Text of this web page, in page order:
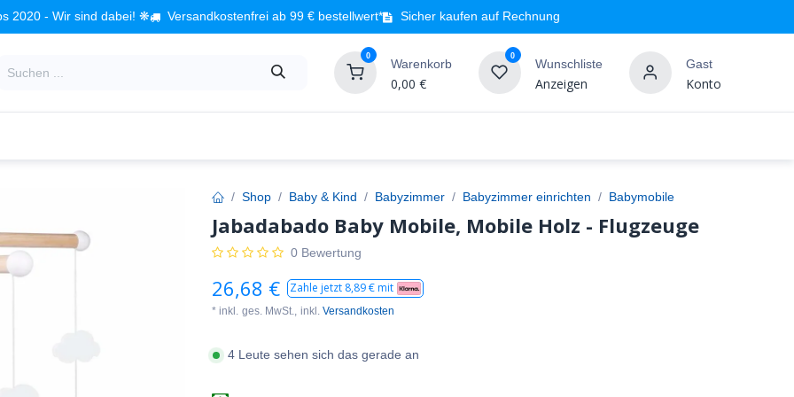
2020 - Wir sind dabei! ❋ Versandkostenfrei ab 99 € bestellwert* Sicher kaufen auf Rechnung
0
Warenkorb
0,00 €
0
Wunschliste
Anzeigen
Gast
Konto
Shop Baby & Kind Babyzimmer Babyzimmer einrichten Babymobile
Jabadabado Baby Mobile, Mobile Holz - Flugzeuge
0 Bewertung
26,68 € Zahle jetzt 8,89€ mit
* inkl. ges. MwSt., inkl. Versandkosten
4 Leute sehen sich das gerade an